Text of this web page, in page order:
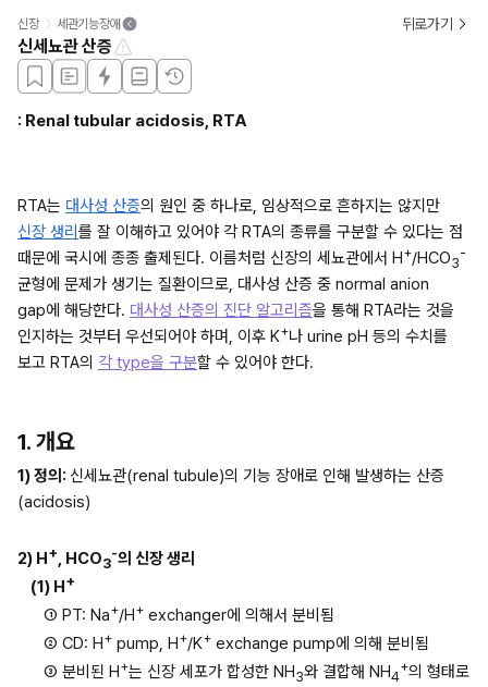
신장 세관기능장애 뒤로가기
신세뇨관 산증
: Renal tubular acidosis, RTA
RTA는 대사성 산증
신장 생리 를 잘 이해하고 있어야 각 RTA의 종류를 구분할 수 있다는 점
때문에 국시에 종종 출제된다. 이름처럼 신장의 세뇨관에서 H+/HCO3
-
균형에 문제가 생기는 질환이므로, 대사성 산증 중 normal anion
gap에 해당한다. 대사성 산증의 진단 알고리즘을 통해 RTA라는 것을
인지하는 것부터 우선되어야 하며, 이후 K+나 urine pH 등의 수치를
보고 RTA의 각 type을 구분할 수 있어야 한다.
1. 개요
1) 정의: 신세뇨관(renal tubule)의 기능 장애로 인해 발생하는 산증
(acidosis)
2) H+, HCO3
-의 신장 생리
(1) H+
① PT: Na+/H+ exchanger에 의해서 분비됨
② CD: H+ pump, H+/K+ exchange pump에 의해 분비됨
③ 분비된 H+는 신장 세포가 합성한 NH3와 결합해 NH4
+의 형태로